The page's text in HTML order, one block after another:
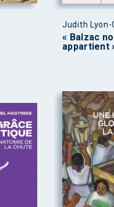
Judith Lyon-
« Balzac
appartient